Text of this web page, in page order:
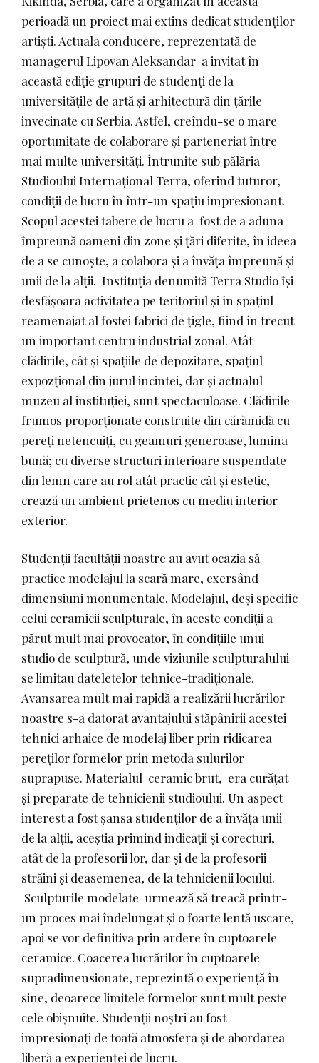
perioadă un proiect mai extins dedicat studenților
artiști. Actuala conducere, reprezentată de
managerul Lipovan Aleksandar a invitat în
această ediție grupuri de studenți de la
universitățile de artă și arhitectură din țările
invecinate cu Serbia. Astfel, creîndu-se o mare
oportunitate de colaborare și parteneriat între
mai multe universități. Întrunite sub pălăria
Studioului Internațional Terra, oferind tuturor,
condiții de lucru în într-un spațiu impresionant.
Scopul acestei tabere de lucru a fost de a aduna
împreună oameni din zone și țări diferite, în ideea
de a se cunoște, a colabora și a învăța împreună și
unii de la alții. Instituția denumită Terra Studio își
desfășoara activitatea pe teritoriul și în spațiul
reamenajat al fostei fabrici de țigle, fiind în trecut
un important centru industrial zonal. Atât
clădirile, cât și spațiile de depozitare, spațiul
expozțional din jurul incintei, dar și actualul
muzeu al instituției, sunt spectaculoase. Clădirile
frumos proporționate construite din cărămidă cu
pereți netencuiți, cu geamuri generoase, lumina
bună; cu diverse structuri interioare suspendate
din lemn care au rol atât practic cât și estetic,
crează un ambient prietenos cu mediu interior-
exterior.
Studenții facultății noastre au avut ocazia să
practice modelajul la scară mare, exersând
dimensiuni monumentale. Modelajul, deși specific
celui ceramicii sculpturale, în aceste condiții a
părut mult mai provocator, în condițiile unui
studio de sculptură, unde viziunile sculpturalului
se limitau dateletelor tehnice-tradiționale.
Avansarea mult mai rapidă a realizării lucrărilor
noastre s-a datorat avantajului stăpânirii acestei
tehnici arhaice de modelaj liber prin ridicarea
pereților formelor prin metoda sulurilor
suprapuse. Materialul ceramic brut, era curățat
și preparate de tehnicienii studioului. Un aspect
interest a fost șansa studenților de a învăța unii
de la alții, aceștia primind indicații și corecturi,
atât de la profesorii lor, dar și de la profesorii
străini și deasemenea, de la tehnicienii locului.
Sculpturile modelate urmează să treacă printr-
un proces mai îndelungat și o foarte lentă uscare,
apoi se vor definitiva prin ardere în cuptoarele
ceramice. Coacerea lucrărilor în cuptoarele
supradimensionate, reprezintă o experiență în
sine, deoarece limitele formelor sunt mult peste
cele obișnuite. Studenții noștri au fost
impresionați de toată atmosfera și de abordarea
liberă a experienței de lucru.